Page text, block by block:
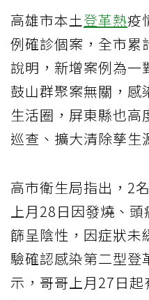
高雄市本土登革熱疫
例確診個案，全市累
說明，新增案例為一
鼓山群聚案無關，感
生活圈，屏東縣也高
巡查、擴大清除孳生
高市衛生局指出，2
上月28日因發燒、
篩呈陰性，因症狀未
驗確認感染第二型登
示，哥哥上月27日